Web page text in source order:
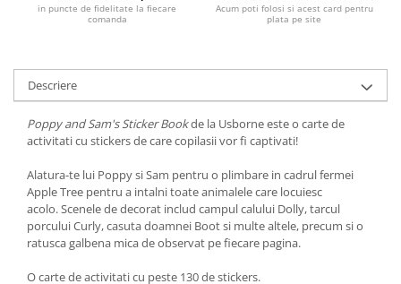
in puncte de fidelitate la fiecare
comanda
Acum poti folosi si acest card pentru
plata pe site
Descriere
Poppy and Sam's Sticker Bookde la Usborne este o carte de
activitati cu stickers de care copilasii vor fi captivati!
Alatura-te lui Poppy si Sam pentru o plimbare in cadrul fermei
Apple Tree pentru a intalni toate animalele care locuiesc
acolo. Scenele de decorat includ campul calului Dolly, tarcul
porcului Curly, casuta doamnei Boot si multe altele, precum si o
ratusca galbena mica de observat pe fiecare pagina.
O carte de activitati cu peste 130 de stickers.